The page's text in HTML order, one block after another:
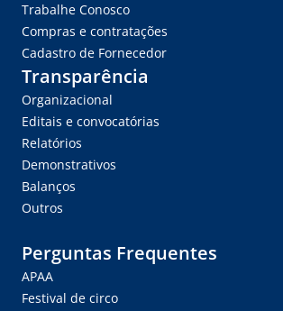
Trabalhe Conosco
Compras e contratações
Cadastro de Fornecedor
Transparência
Organizacional
Editais e convocatórias
Relatórios
Demonstrativos
Balanços
Outros
Perguntas Frequentes
APAA
Festival de circo